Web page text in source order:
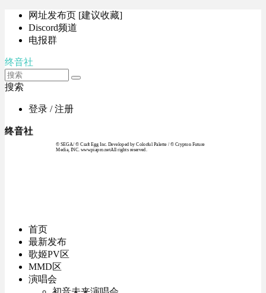
网址发布页 [建议收藏]
Discord频道
电报群
终音社
搜索
登录 / 注册
终音社
© SEGA / © Craft Egg Inc. Developed by Colorful Palette / © Crypton Future
Media, INC. www.piapro.netAll rights reserved.
首页
最新发布
歌姬PV区
MMD区
演唱会